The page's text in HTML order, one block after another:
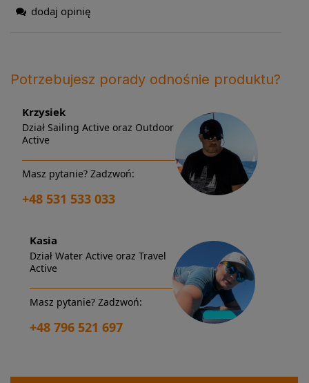
dodaj opinię
Potrzebujesz porady odnośnie produktu?
Krzysiek
Dział Sailing Active oraz Outdoor
Active
Masz pytanie? Zadzwoń:
+48 531 533 033
Kasia
Dział Water Active oraz Travel
Active
Masz pytanie? Zadzwoń:
+48 796 521 697